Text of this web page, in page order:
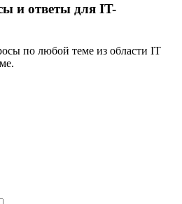
и ответы для IT-
по любой теме из области IT